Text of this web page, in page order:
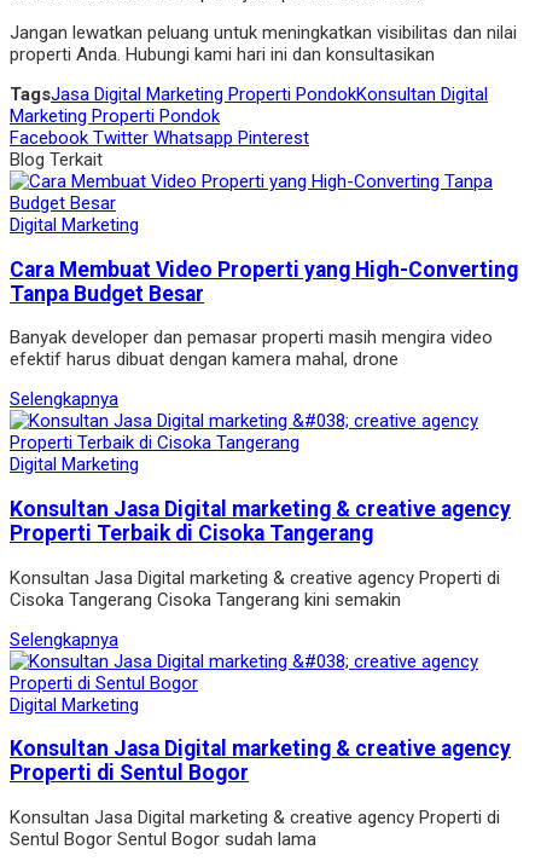
Jangan lewatkan peluang untuk meningkatkan visibilitas dan nilai
properti Anda. Hubungi kami hari ini dan konsultasikan
TagsJasa Digital Marketing Properti PondokKonsultan Digital
Marketing Properti Pondok
Facebook Twitter Whatsapp Pinterest
Blog Terkait
Digital Marketing
Cara Membuat Video Properti yang High-Converting
Tanpa Budget Besar
Banyak developer dan pemasar properti masih mengira video
efektif harus dibuat dengan kamera mahal, drone
Selengkapnya
Digital Marketing
Konsultan Jasa Digital marketing & creative agency
Properti Terbaik di Cisoka Tangerang
Konsultan Jasa Digital marketing & creative agency Properti di
Cisoka Tangerang Cisoka Tangerang kini semakin
Selengkapnya
Digital Marketing
Konsultan Jasa Digital marketing & creative agency
Properti di Sentul Bogor
Konsultan Jasa Digital marketing & creative agency Properti di
Sentul Bogor Sentul Bogor sudah lama